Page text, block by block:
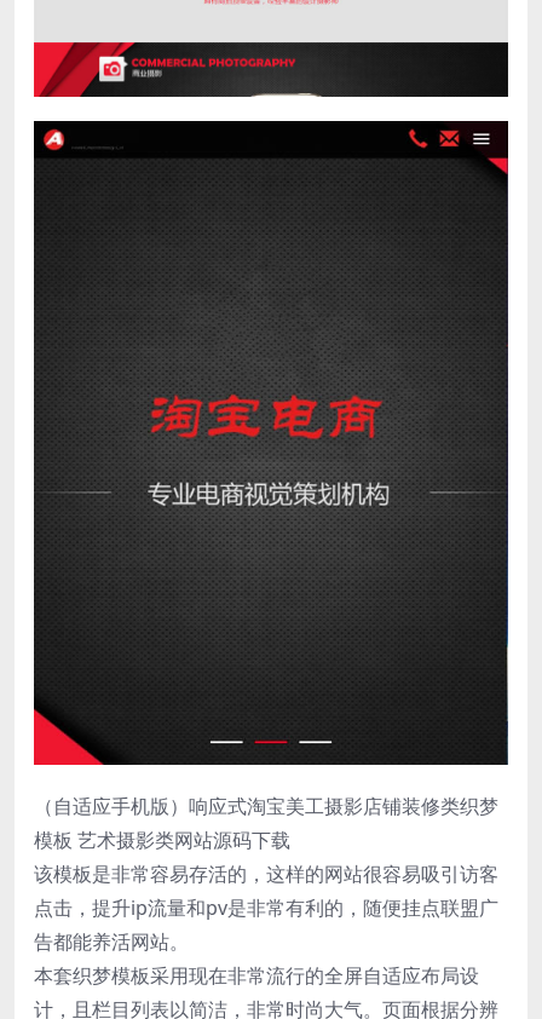
（自适应手机版）响应式淘宝美工摄影店铺装修类织梦
模板 艺术摄影类网站源码下载
该模板是非常容易存活的，这样的网站很容易吸引访客
点击，提升ip流量和pv是非常有利的，随便挂点联盟广
告都能养活网站。
本套织梦模板采用现在非常流行的全屏自适应布局设
计，且栏目列表以简洁，非常时尚大气。页面根据分辨